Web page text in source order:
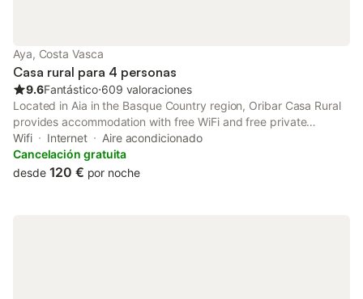
Aya, Costa Vasca
Casa rural para 4 personas
9.6Fantástico⋅609 valoraciones
Located in Aia in the Basque Country region, Oribar Casa Rural
provides accommodation with free WiFi and free private
parking, as well as access to a hot tub. It is set 17 km from La
Concha Promenade and features a shared kitchen.
Wifi Internet
Aire acondicionado
Cancelación gratuita
desde 120 € por noche